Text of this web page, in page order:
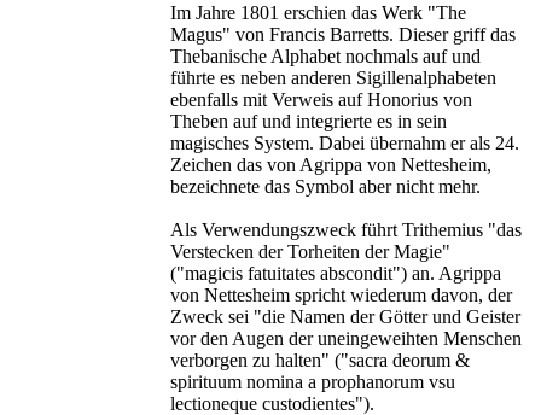
Im Jahre 1801 erschien das Werk "The
Magus" von Francis Barretts. Dieser griff das
Thebanische Alphabet nochmals auf und
führte es neben anderen Sigillenalphabeten
ebenfalls mit Verweis auf Honorius von
Theben auf und integrierte es in sein
magisches System. Dabei übernahm er als 24.
Zeichen das von Agrippa von Nettesheim,
bezeichnete das Symbol aber nicht mehr.
Als Verwendungszweck führt Trithemius "das
Verstecken der Torheiten der Magie"
("magicis fatuitates abscondit") an. Agrippa
von Nettesheim spricht wiederum davon, der
Zweck sei "die Namen der Götter und Geister
vor den Augen der uneingeweihten Menschen
verborgen zu halten" ("sacra deorum &
spirituum nomina a prophanorum vsu
lectioneque custodientes").